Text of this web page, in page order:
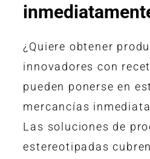
¿Quiere obtener
innovadores con
pueden ponerse en
mercancías
Las soluciones de
estereotipadas